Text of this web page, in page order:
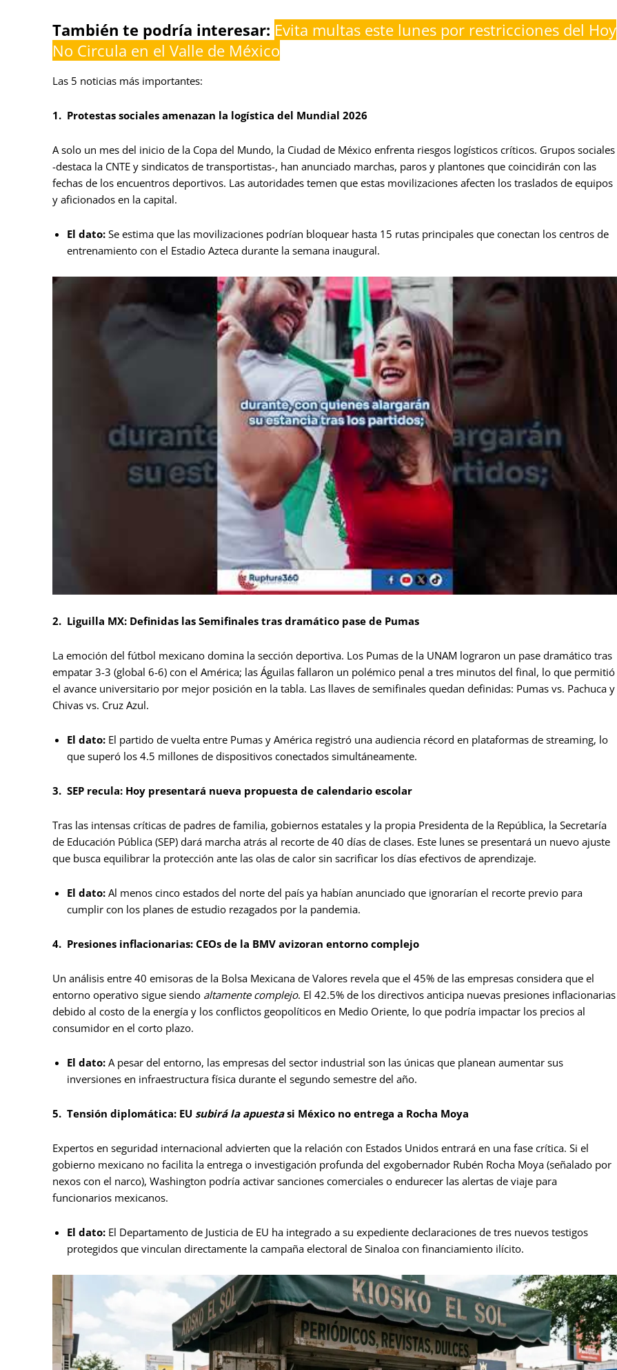
También te podría interesar: Evita multas este lunes por restricciones del Hoy
No Circula en el Valle de México
Las 5 noticias más importantes:
1. Protestas sociales amenazan la logística del Mundial 2026
A solo un mes del inicio de la Copa del Mundo, la Ciudad de México enfrenta riesgos logísticos críticos. Grupos sociales
-destaca la CNTE y sindicatos de transportistas-, han anunciado marchas, paros y plantones que coincidirán con las
fechas de los encuentros deportivos. Las autoridades temen que estas movilizaciones afecten los traslados de equipos
y aficionados en la capital.
El dato: Se estima que las movilizaciones podrían bloquear hasta 15 rutas principales que conectan los centros de
entrenamiento con el Estadio Azteca durante la semana inaugural.
2. Liguilla MX: Definidas las Semifinales tras dramático pase de Pumas
La emoción del fútbol mexicano domina la sección deportiva. Los Pumas de la UNAM lograron un pase dramático tras
empatar 3-3 (global 6-6) con el América; las Águilas fallaron un polémico penal a tres minutos del final, lo que permitió
el avance universitario por mejor posición en la tabla. Las llaves de semifinales quedan definidas: Pumas vs. Pachuca y
Chivas vs. Cruz Azul.
El dato: El partido de vuelta entre Pumas y América registró una audiencia récord en plataformas de streaming, lo
que superó los 4.5 millones de dispositivos conectados simultáneamente.
3. SEP recula: Hoy presentará nueva propuesta de calendario escolar
Tras las intensas críticas de padres de familia, gobiernos estatales y la propia Presidenta de la República, la Secretaría
de Educación Pública (SEP) dará marcha atrás al recorte de 40 días de clases. Este lunes se presentará un nuevo ajuste
que busca equilibrar la protección ante las olas de calor sin sacrificar los días efectivos de aprendizaje.
El dato: Al menos cinco estados del norte del país ya habían anunciado que ignorarían el recorte previo para
cumplir con los planes de estudio rezagados por la pandemia.
4. Presiones inflacionarias: CEOs de la BMV avizoran entorno complejo
Un análisis entre 40 emisoras de la Bolsa Mexicana de Valores revela que el 45% de las empresas considera que el
entorno operativo sigue siendo altamente complejo. El 42.5% de los directivos anticipa nuevas presiones inflacionarias
debido al costo de la energía y los conflictos geopolíticos en Medio Oriente, lo que podría impactar los precios al
consumidor en el corto plazo.
El dato: A pesar del entorno, las empresas del sector industrial son las únicas que planean aumentar sus
inversiones en infraestructura física durante el segundo semestre del año.
5. Tensión diplomática: EU subirá la apuestasi México no entrega a Rocha Moya
Expertos en seguridad internacional advierten que la relación con Estados Unidos entrará en una fase crítica. Si el
gobierno mexicano no facilita la entrega o investigación profunda del exgobernador Rubén Rocha Moya (señalado por
nexos con el narco), Washington podría activar sanciones comerciales o endurecer las alertas de viaje para
funcionarios mexicanos.
El dato: El Departamento de Justicia de EU ha integrado a su expediente declaraciones de tres nuevos testigos
protegidos que vinculan directamente la campaña electoral de Sinaloa con financiamiento ilícito.